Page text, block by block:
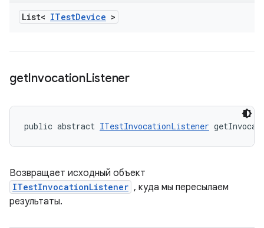
List< ITestDevice >
getInvocationListener
public abstract ITestInvocationListener
Возвращает исходный объект
ITestInvocationListener , куда мы пересылаем
результаты.